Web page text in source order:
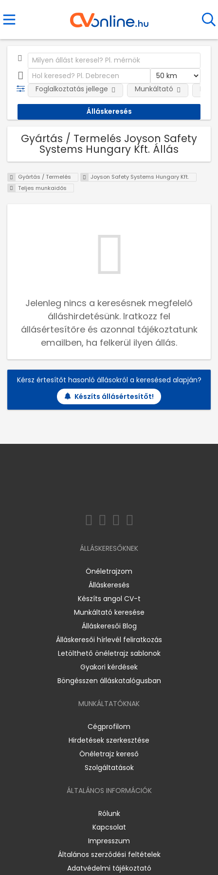
Foglalkoztatás jellege Munkáltató
Gyártás / Termelés Joyson Safety
Systems Hungary Kft. Állás
Gyártás / Termelés
Joyson Safety Systems Hungary Kft.
Teljes munkaidős
Jelenleg nincs a keresésnek megfelelő
álláshirdetésünk. Iratkozz fel
állásértesítőre és azonnal tájékoztatunk
emailben, ha felkerül ilyen állás.
Kérsz értesítőt hasonló állásokról a keresésed alapján?
Készíts állásértesítőt!
ÁLLÁSKERESŐKNEK
Önéletrajzom
Álláskeresés
Készíts angol CV-t
Munkáltató keresése
Álláskeresői Blog
Álláskeresői hírlevél feliratkozás
Letölthető önéletrajz sablonok
Gyakori kérdések
Böngésszen álláskatalógusban
MUNKÁLTATÓKNAK
Cégprofilom
Hirdetések szerkesztése
Önéletrajz kereső
Szolgáltatások
ÁLTALÁNOS INFORMÁCIÓK
Rólunk
Kapcsolat
Impresszum
Általános szerződési feltételek
Adatvédelmi tájékoztató